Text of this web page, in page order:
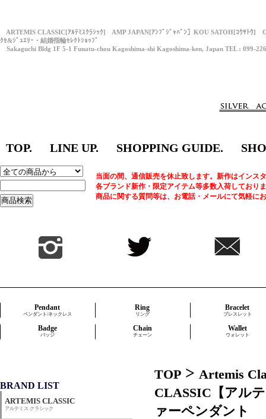
ARTEMIS CLASSIC[ｱﾙﾃﾐｽｸﾗｼｯｸ] AMP JAPAN[ｱﾝﾌﾟｼﾞｬﾊﾟﾝ］KOU SATOH[ｺｳｻﾄｳ]
ｸｾ&ｼﾞｭｴﾘｰ・結婚指輪ｾﾚｸﾄｼｮｯﾌﾟ
Sakaguchi Bldg 1F 5-1 Funatu-chou Kagoshima-shi Kagoshima-ken, Japan TEL : 099-
TOP. LINE UP. SHOPPING GUIDE.
当面の間、通信販売を休止致します。新作はインス
各ブランド新作・限定アイテム等多数入荷しており
商品に関する質問等は、お電話・メールにて気軽に
Pendant
ペンダント/ネックレス
Ring
リング
Bracelet
ブレスレット
Badge
バッジ
Chain
チェーン
Wallet
ウォレット
TOP > Artemis
CLASSIC【アル
ァーペンダント
BRAND LIST
ARTEMIS CLASSIC
アルテミス クラシック